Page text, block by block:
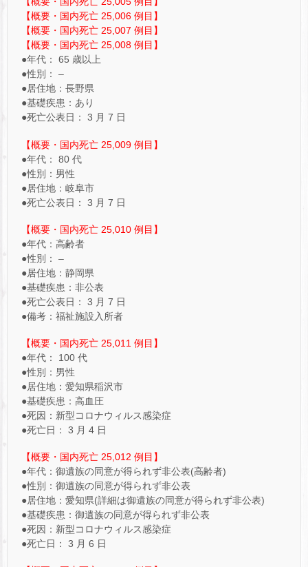
【概要・国内死亡 25,006 例目】
【概要・国内死亡 25,007 例目】
【概要・国内死亡 25,008 例目】
●年代： 65 歳以上
●性別： –
●居住地：長野県
●基礎疾患：あり
●死亡公表日： 3 月 7 日
【概要・国内死亡 25,009 例目】
●年代： 80 代
●性別：男性
●居住地：岐阜市
●死亡公表日： 3 月 7 日
【概要・国内死亡 25,010 例目】
●年代：高齢者
●性別： –
●居住地：静岡県
●基礎疾患：非公表
●死亡公表日： 3 月 7 日
●備考：福祉施設入所者
【概要・国内死亡 25,011 例目】
●年代： 100 代
●性別：男性
●居住地：愛知県稲沢市
●基礎疾患：高血圧
●死因：新型コロナウィルス感染症
●死亡日： 3 月 4 日
【概要・国内死亡 25,012 例目】
●年代：御遺族の同意が得られず非公表(高齢者)
●性別：御遺族の同意が得られず非公表
●居住地：愛知県(詳細は御遺族の同意が得られず非公表)
●基礎疾患：御遺族の同意が得られず非公表
●死因：新型コロナウィルス感染症
●死亡日： 3 月 6 日